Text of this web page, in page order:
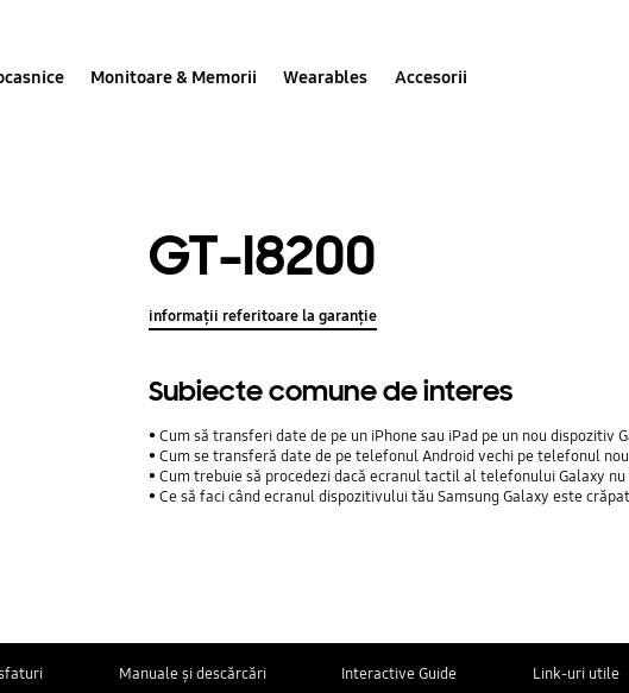
Monitoare & Memorii Wearables Accesorii
GT-I8200
informații referitoare la garanție
Subiecte comune de interes
Cum să transferi date de pe un iPhone sau iPad pe un nou dispozitiv
Cum se transferă date de pe telefonul Android vechi pe telefonul nou
Cum trebuie să procedezi dacă ecranul tactil al telefonului Galaxy
Ce să faci când ecranul dispozitivului tău Samsung Galaxy este
Manuale și descărcări Interactive Guide Link-uri utile